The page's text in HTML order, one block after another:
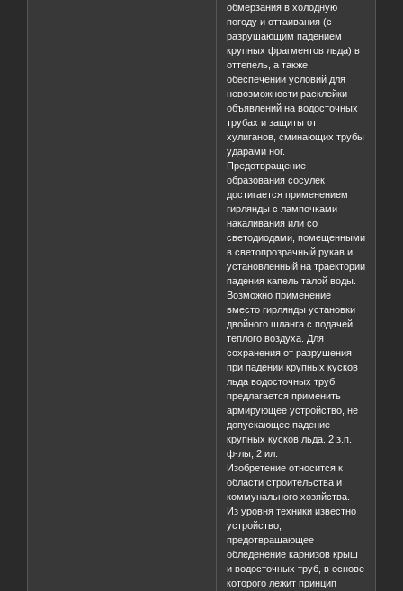
обмерзания в холодную
погоду и оттаивания (с
разрушающим падением
крупных фрагментов льда) в
оттепель, а также
обеспечении условий для
невозможности расклейки
объявлений на водосточных
трубах и защиты от
хулиганов, сминающих трубы
ударами ног.
Предотвращение
образования сосулек
достигается применением
гирлянды с лампочками
накаливания или со
светодиодами, помещенными
в светопрозрачный рукав и
установленный на траектории
падения капель талой воды.
Возможно применение
вместо гирлянды установки
двойного шланга с подачей
теплого воздуха. Для
сохранения от разрушения
при падении крупных кусков
льда водосточных труб
предлагается применить
армирующее устройство, не
допускающее падение
крупных кусков льда. 2 з.п.
ф-лы, 2 ил.
Изобретение относится к
области строительства и
коммунального хозяйства.
Из уровня техники известно
устройство,
предотвращающее
обледенение карнизов крыш
и водосточных труб, в основе
которого лежит принцип